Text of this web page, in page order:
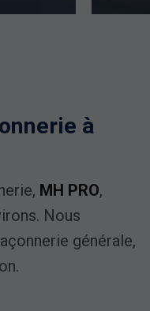
à
MH PRO,
Nous
générale,